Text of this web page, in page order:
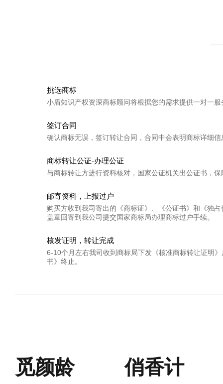
挑选商标
小盾知识产权资深商标顾问将根据您的需求提供一对一
签订合同
确认商标无误，签订转让合同，合同中会表明商标详细
商标转让公证-办理公证
与商标转让方进行资料核对，国家公证机关出公证书，
邮寄资料，上报过户
购买方收到我司寄出的《商标证》、《公证书》和《独
盖章回寄到我公司提交国家商标局办理商标过户手续。
核发证明，转让完成
6-10个月左右我司收到商标局下发《核准商标转让证明
书》终止。
觅颜龄 俏香计